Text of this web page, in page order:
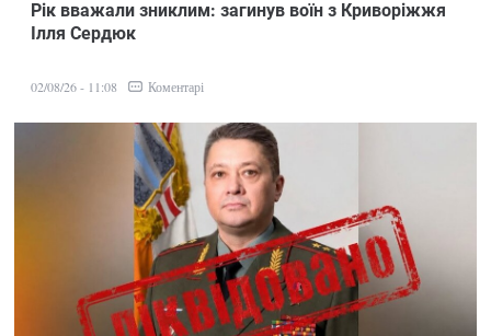
Рік вважали зниклим: загинув воїн з Криворіжжя
Ілля Сердюк
02/08/26 - 11:08 Коментарі